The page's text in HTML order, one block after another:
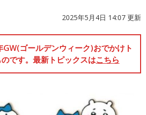
2025年5月4日 14:07 更新
GW(ゴールデンウィーク)おでかけト
です。最新トピックスはこちら